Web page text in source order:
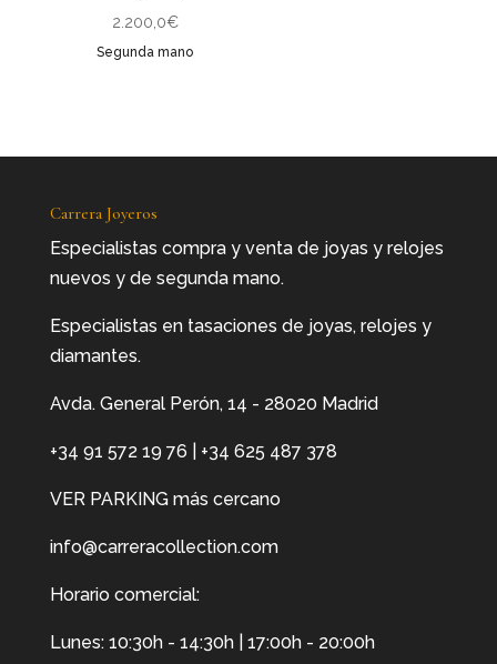
2.200,0€
Segunda mano
Carrera Joyeros
Especialistas compra y venta de joyas y relojes
nuevos y de segunda mano.
Especialistas en tasaciones de joyas, relojes y
diamantes.
Avda. General Perón, 14 - 28020 Madrid
+34 91 572 19 76 +34 625 487 378
VER PARKING más cercano
info@carreracollection.com
Horario comercial:
Lunes: 10:30h - 14:30h | 17:00h - 20:00h